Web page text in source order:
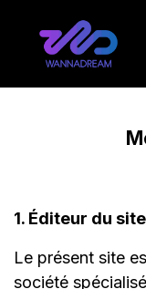
1. Éditeur du site
Le présent site
société